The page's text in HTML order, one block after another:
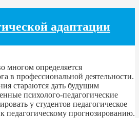
адаптации
многом определяется
в профессиональной деятельности.
стараются дать будущим
психолого-педагогические
у студентов педагогическое
педагогическому прогнозированию.